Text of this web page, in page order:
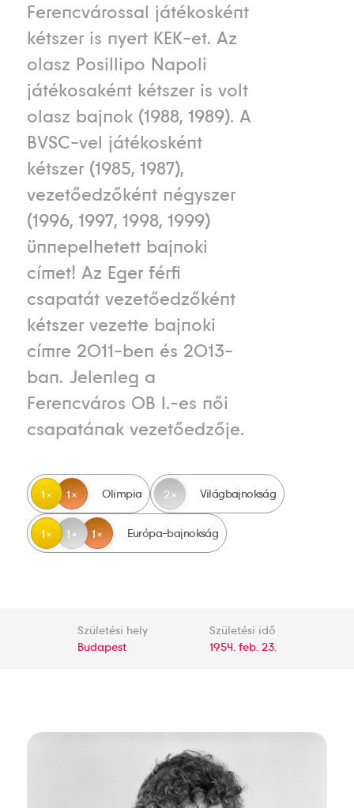
Ferencvárossal játékosként
kétszer is nyert KEK-et. Az
olasz Posillipo Napoli
játékosaként kétszer is volt
olasz bajnok (1988, 1989). A
BVSC-vel játékosként
kétszer (1985, 1987),
vezetőedzőként négyszer
(1996, 1997, 1998, 1999)
ünnepelhetett bajnoki
címet! Az Eger férfi
csapatát vezetőedzőként
kétszer vezette bajnoki
címre 2011-ben és 2013-
ban. Jelenleg a
Ferencváros OB I.-es női
csapatának vezetőedzője.
1 1 Olimpia 2 Világbajnokság
1 1 1 Európa-bajnokság
Születési hely
Budapest
Születési idő
1954. feb. 23.